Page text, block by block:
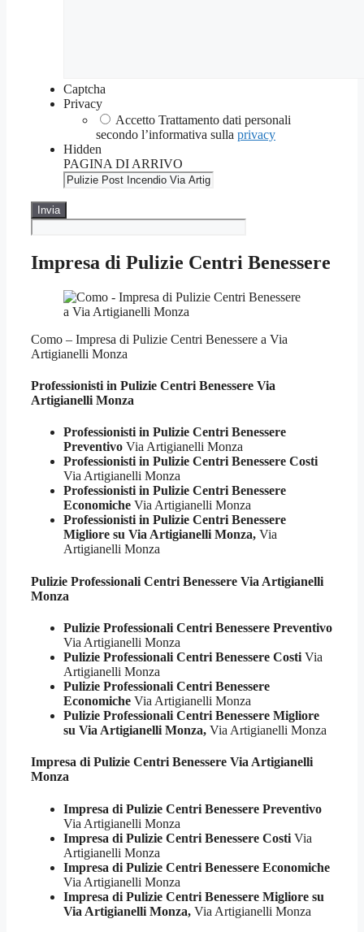
Captcha
Privacy
Accetto Trattamento dati personali
secondo l’informativa sulla privacy
Hidden
PAGINA DI ARRIVO
Impresa di Pulizie Centri Benessere
Como – Impresa di Pulizie Centri Benessere a Via
Artigianelli Monza
Professionisti in Pulizie Centri Benessere Via
Artigianelli Monza
Professionisti in Pulizie Centri Benessere
Preventivo Via Artigianelli Monza
Professionisti in Pulizie Centri Benessere Costi
Via Artigianelli Monza
Professionisti in Pulizie Centri Benessere
Economiche Via Artigianelli Monza
Professionisti in Pulizie Centri Benessere
Migliore su Via Artigianelli Monza, Via
Artigianelli Monza
Pulizie Professionali Centri Benessere Via Artigianelli
Monza
Pulizie Professionali Centri Benessere Preventivo
Via Artigianelli Monza
Pulizie Professionali Centri Benessere Costi Via
Artigianelli Monza
Pulizie Professionali Centri Benessere
Economiche Via Artigianelli Monza
Pulizie Professionali Centri Benessere Migliore
su Via Artigianelli Monza, Via Artigianelli Monza
Impresa di Pulizie Centri Benessere Via Artigianelli
Monza
Impresa di Pulizie Centri Benessere Preventivo
Via Artigianelli Monza
Impresa di Pulizie Centri Benessere Costi Via
Artigianelli Monza
Impresa di Pulizie Centri Benessere Economiche
Via Artigianelli Monza
Impresa di Pulizie Centri Benessere Migliore su
Via Artigianelli Monza, Via Artigianelli Monza